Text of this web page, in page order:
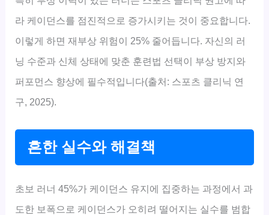
라 케이던스를 점진적으로 증가시키는 것이 중요합니다.
이렇게 하면 재부상 위험이 25% 줄어듭니다. 자신의 러
닝 수준과 신체 상태에 맞춘 훈련법 선택이 부상 방지와
퍼포먼스 향상에 필수적입니다(출처: 스포츠 클리닉 연
구, 2025).
흔한 실수와 해결책
초보 러너 45%가 케이던스 유지에 집중하는 과정에서 과
도한 보폭으로 케이던스가 오히려 떨어지는 실수를 범합